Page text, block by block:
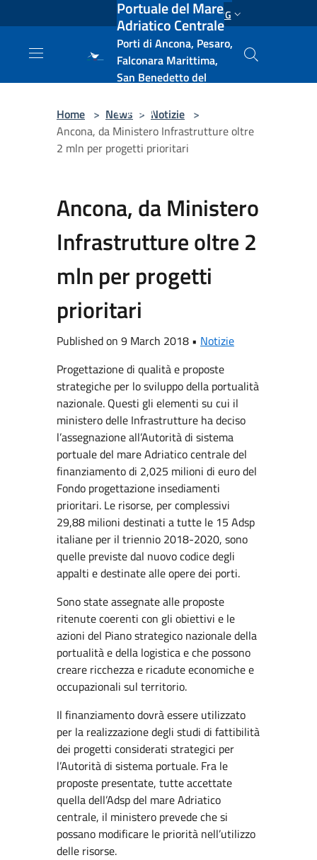
Salta al contenuto principale ENG
Portuale del Mare
Adriatico Centrale
Porti di Ancona, Pesaro,
Falconara Marittima,
San Benedetto del
e Vasto
Home > News > Notizie >
Ancona, da Ministero Infrastrutture oltre
2 mln per progetti prioritari
Ancona, da Ministero
Infrastrutture oltre 2
mln per progetti
prioritari
Published on 9 March 2018 • Notizie
Progettazione di qualità e proposte
strategiche per lo sviluppo della portualità
nazionale. Questi gli elementi su cui il
ministero delle Infrastrutture ha deciso
l’assegnazione all’Autorità di sistema
portuale del mare Adriatico centrale del
finanziamento di 2,025 milioni di euro del
Fondo progettazione insediamenti
prioritari. Le risorse, per complessivi
29,88 milioni destinati a tutte le 15 Adsp
italiane per il triennio 2018-2020, sono
quelle previste dal nuovo codice degli
appalti e destinate alle opere dei porti.
Sono state assegnate alle proposte
ritenute coerenti con gli obiettivi e le
azioni del Piano strategico nazionale della
portualità e della logistica e che possono
creare ricchezza e ricadute economiche e
occupazionali sul territorio.
Il finanziamento dovrà essere utilizzato
per la realizzazione degli studi di fattibilità
dei progetti considerati strategici per
l’Autorità di sistema portuale. Fra le
proposte presentate, tutte accettate
quella dell’Adsp del mare Adriatico
centrale, il ministero prevede che si
possano modificare le priorità nell’utilizzo
delle risorse.